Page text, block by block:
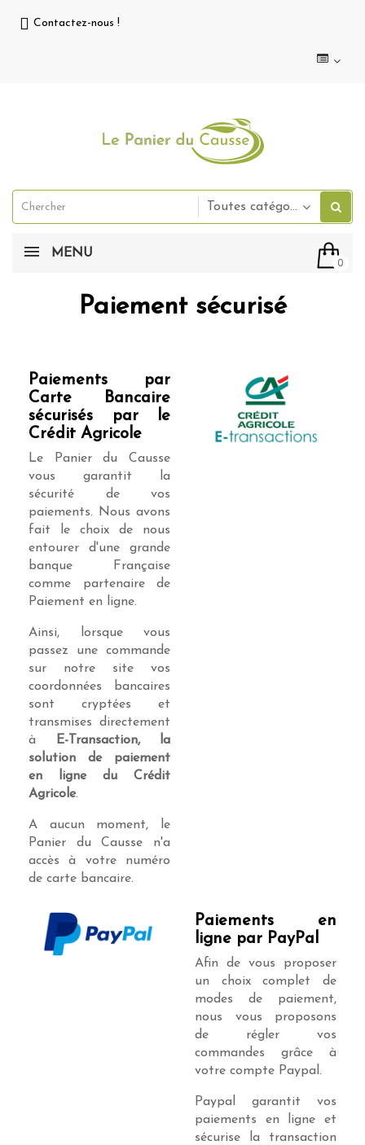
Contactez-nous !
Toutes catégories
0
MENU
Paiement sécurisé
Paiements par
Carte Bancaire
sécurisés par le
Crédit Agricole
Le Panier du Causse
vous garantit la
sécurité de vos
paiements. Nous avons
fait le choix de nous
entourer d'une grande
banque Française
comme partenaire de
Paiement en ligne.
Ainsi, lorsque vous
passez une commande
sur notre site vos
coordonnées bancaires
sont cryptées et
transmises directement
à
E-Transaction, la
solution de paiement
en ligne du Crédit
Agricole.
A aucun moment, le
Panier du Causse n'a
accès à votre numéro
de carte bancaire.
Paiements en
ligne par PayPal
Afin de vous proposer
un choix complet de
modes de paiement,
nous vous proposons
de régler vos
commandes grâce à
votre compte Paypal.
Paypal garantit vos
paiements en ligne et
sécurise la transaction